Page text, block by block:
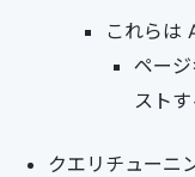
これらは
ペー
ストす
クエリチューニ